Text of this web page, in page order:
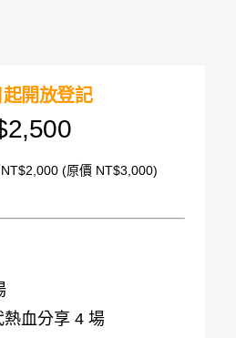
開放登記
NT$2,000(原價 NT$3,000)
熱血分享 4 場